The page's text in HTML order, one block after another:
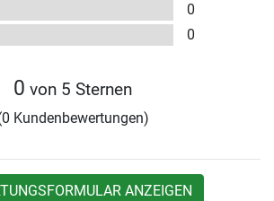
0
0
0 von 5 Sternen
Kundenbewertungen)
ANZEIGEN